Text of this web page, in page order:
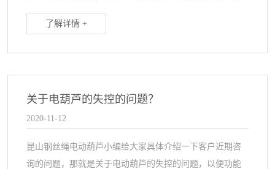
了解详情 +
关于电葫芦的失控的问题？
2020-11-12
昆山钢丝绳电动葫芦小编给大家具体介绍一下客户近期咨
询的问题，那就是关于电动葫芦的失控的问题，以便功能